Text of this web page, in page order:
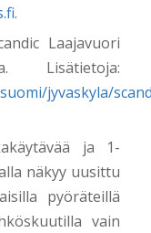
.
Laajavuori
Lisätietoja:
jyvaskyla/
ja 1-
näkyy uusittu
pyöräteillä
vain